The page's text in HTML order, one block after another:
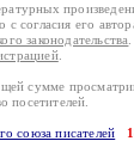
с согласия его
законодательства
.
сумме
посетителей.
союза писателей